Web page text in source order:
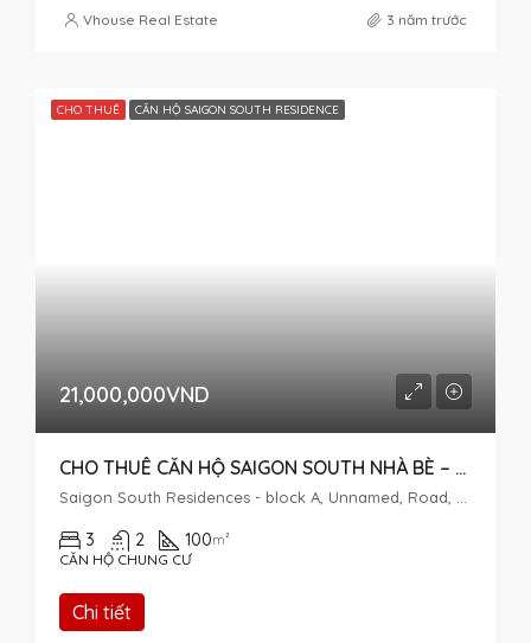
Vhouse Real Estate 3 năm trước
CHO THUÊ CĂN HỘ SAIGON SOUTH RESIDENCE
21,000,000VND
CHO THUÊ CĂN HỘ SAIGON SOUTH NHÀ BÈ – TẦNG THẤP – 3PN
3 2 100m²
CĂN HỘ CHUNG CƯ
Chi tiết